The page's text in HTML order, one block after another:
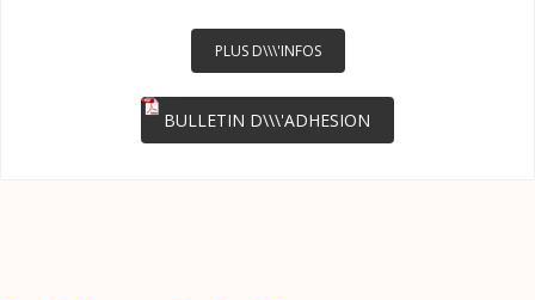
PLUS D\\\'INFOS
BULLETIN D\\\'ADHESION